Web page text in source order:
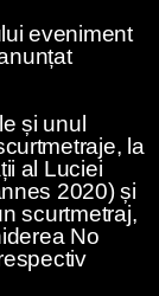
eveniment
și unul
la
al Luciei
2020) și
scurtmetraj,
No